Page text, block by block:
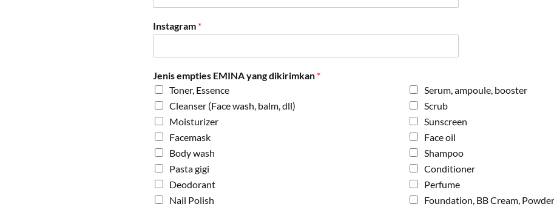
Instagram *
Jenis empties EMINA yang dikirimkan *
Toner, Essence
Serum, ampoule, booster
Cleanser (Face wash, balm, dll)
Scrub
Moisturizer
Sunscreen
Facemask
Face oil
Body wash
Shampoo
Pasta gigi
Conditioner
Deodorant
Perfume
Nail Polish
Foundation, BB Cream,